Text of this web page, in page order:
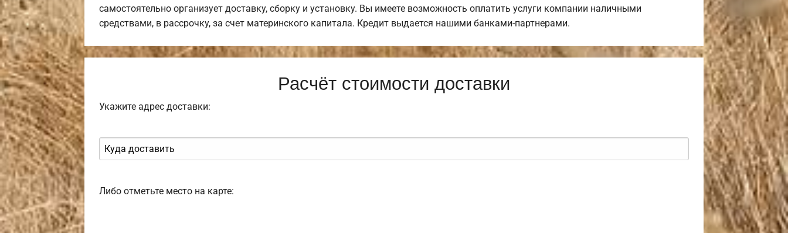
самостоятельно организует доставку, сборку и установку. Вы имеете возможность оплатить услуги компании наличными
средствами, в рассрочку, за счет материнского капитала. Кредит выдается нашими банками-партнерами.
Расчёт стоимости доставки
Укажите адрес доставки:
Либо отметьте место на карте: